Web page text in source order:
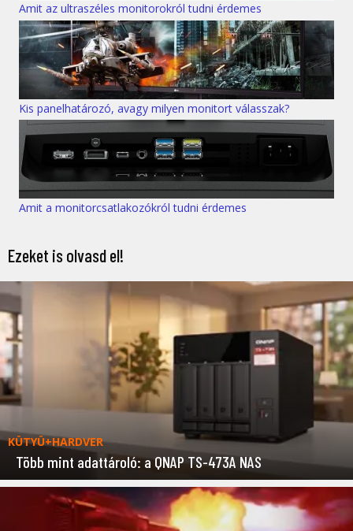
Amit az ultraszéles monitorokról tudni érdemes
Kis panelhatározó, avagy milyen monitort válasszak?
Amit a monitorcsatlakozókról tudni érdemes
Ezeket is olvasd el!
KÜTYÜ+HARDVER
Több mint adattároló: a QNAP TS-473A NAS